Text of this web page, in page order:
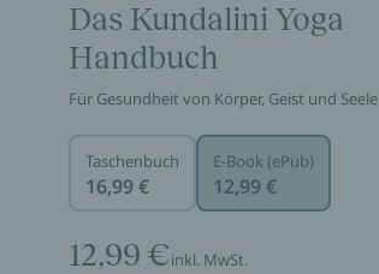
Das Kundalini Yoga
Handbuch
Für Gesundheit von Körper, Geist und Seele
Taschenbuch
16,99 €
E-Book (ePub)
12,99 €
12,99 €inkl. MwSt.